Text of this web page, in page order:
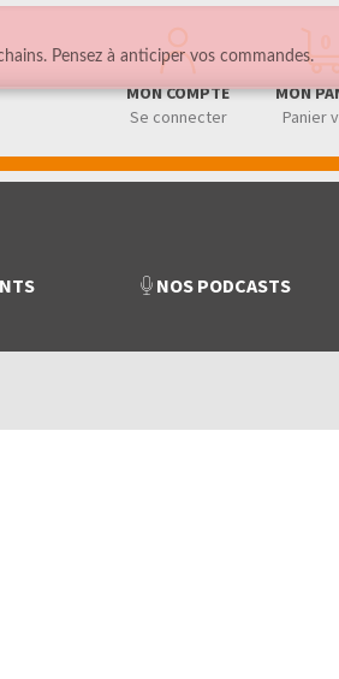
MON COMPTE
Se connecter
MON
Panier
NOS PODCASTS
Pensez à anticiper vos commandes.